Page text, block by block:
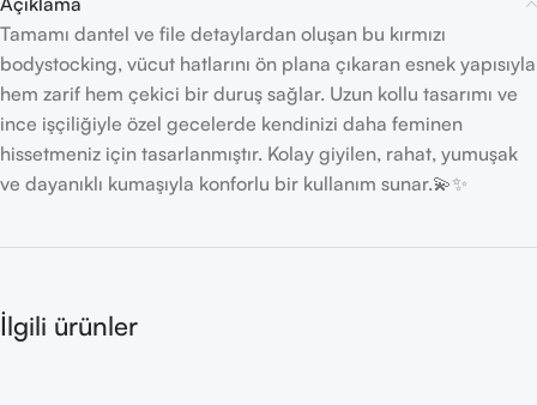
Tamamı dantel ve file detaylardan oluşan bu kırmızı
bodystocking, vücut hatlarını ön plana çıkaran esnek yapısıyla
hem zarif hem çekici bir duruş sağlar. Uzun kollu tasarımı ve
ince işçiliğiyle özel gecelerde kendinizi daha feminen
hissetmeniz için tasarlanmıştır. Kolay giyilen, rahat, yumuşak
ve dayanıklı kumaşıyla konforlu bir kullanım sunar.💫✨
İlgili ürünler